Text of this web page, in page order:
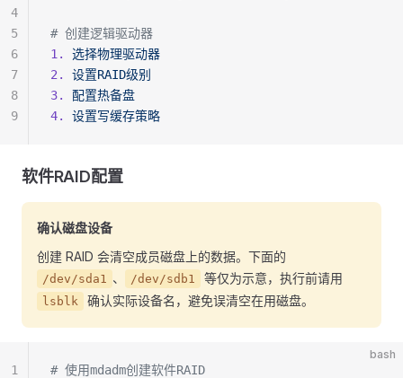
# 创建逻辑驱动器
1.
选择物理驱动器
2.
设置RAID级别
3.
配置热备盘
4.
设置写缓存策略
4
5
6
7
8
9
软件RAID配置
确认磁盘设备
创建 RAID 会清空成员磁盘上的数据。下面的
/dev/sda1 、 /dev/sdb1 等仅为示意，执行前请用
lsblk 确认实际设备名，避免误清空在用磁盘。
bash
# 使用mdadm创建软件RAID
1